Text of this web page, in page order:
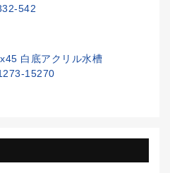
542
白底アクリル水槽
15270